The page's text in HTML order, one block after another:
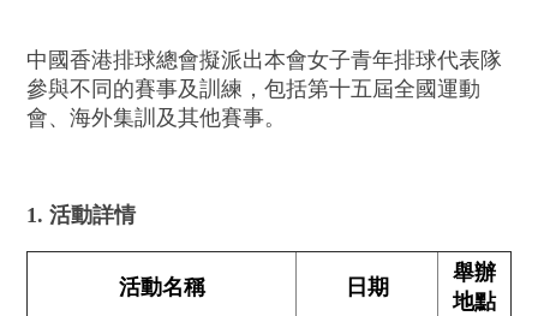
中國香港排球總會擬派出本會女子青年排球代表隊
參與不同的賽事及訓練，包括第十五屆全國運動
會、海外集訓及其他賽事。
1. 活動詳情
活動名稱 日期
舉辦
地點